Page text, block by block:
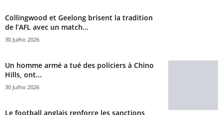
Collingwood et Geelong brisent la tradition
de l’AFL avec un match...
30 Julho 2026
Un homme armé a tué des policiers à Chino
Hills, ont...
30 Julho 2026
Le football anglais renforce les sanctions